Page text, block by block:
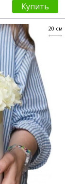
Купить
20 см